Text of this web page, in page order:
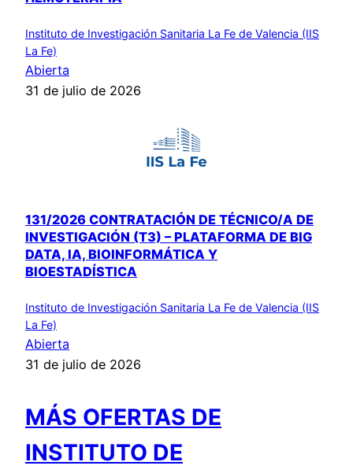
Instituto de Investigación Sanitaria La Fe de Valencia (IIS
La Fe)
Abierta
31 de julio de 2026
131/2026 CONTRATACIÓN DE TÉCNICO/A DE
INVESTIGACIÓN (T3) – PLATAFORMA DE BIG
DATA, IA, BIOINFORMÁTICA Y
BIOESTADÍSTICA
Instituto de Investigación Sanitaria La Fe de Valencia (IIS
La Fe)
Abierta
31 de julio de 2026
MÁS OFERTAS DE
INSTITUTO DE